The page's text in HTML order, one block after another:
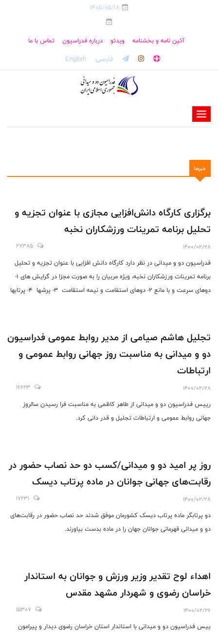
1405/05/18
آئین نامه و بخشنامه ویدئو درباره فدراسیون تماس با ما
فارسی English
-
-
-
-
-
خبرها
برگزاری کارگاه دانش‌افزایی مجازی با عنوان تجزیه و
تحلیل برنامه تمرینات ورزشکاران نخبه
1400/02/28
27385
فدراسیون دو و میدانی در نظر دارد کارگاه دانش افزایی با عنوان تجزیه و تحلیل
برنامه تمرینات ورزشکاران نخبه، ویژه مربیان را به صورت مجزا در گرایش های 1-
دوهای سرعت و با مانع 2- دوهای استقامت و نیمه استقامت 3- پرشها 4- پرتابها
تجلیل هاشم صیامی از مدیر روابط عمومی فدراسیون
دو و میدانی به مناسبت روز جهانی روابط عمومی و
ارتباطات
1400/02/28
16623
رییس فدراسیون دو و میدانی از طاهر کاظمی به مناسبت فرا رسیدن سالروز
جهانی روابط عمومی و ارتباطات تجلیل و قدر دانی کرد.
روز پر امید دو و میدانی/کسب دو حد نصاب حضور در
رقابت‌های جهانی جوانان در ماده پرتاب دیسک
1400/02/28
17231
دو پرتابگر ماده پرتاب دیسک کشورمان موفق شدند حد نصاب حضور در رقابت‌های
دو و میدانی قهرمانی جوانان جهان را در ماده بدست بیاورند.
اهداء لوح تقدیر وزیر ورزش و جوانان به استاندار
خراسان رضوی و شهردار مشهد مقدس
1400/02/26
15307
ییس فدراسیون دو و میدانی با استاندار استان خراسان رضوی دیدار و پیرامون